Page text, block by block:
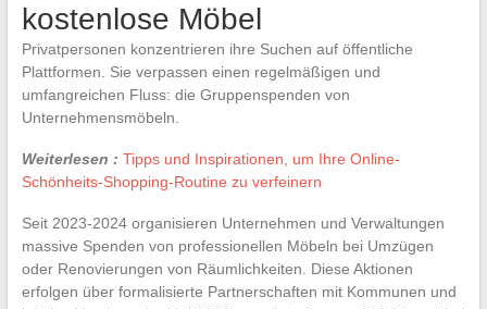
kostenlose Möbel
Privatpersonen konzentrieren ihre Suchen auf öffentliche
Plattformen. Sie verpassen einen regelmäßigen und
umfangreichen Fluss: die Gruppenspenden von
Unternehmensmöbeln.
Weiterlesen : Tipps und Inspirationen, um Ihre Online-
Schönheits-Shopping-Routine zu verfeinern
Seit 2023-2024 organisieren Unternehmen und Verwaltungen
massive Spenden von professionellen Möbeln bei Umzügen
oder Renovierungen von Räumlichkeiten. Diese Aktionen
erfolgen über formalisierte Partnerschaften mit Kommunen und